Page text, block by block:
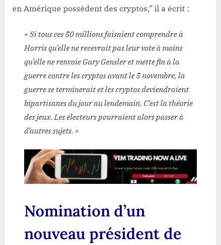
en Amérique possèdent des cryptos,” il a écrit :
« Si tous ces 50 millions faisaient comprendre à
Harris qu’elle ne recevrait pas leur vote à moins
qu’elle ne renvoie Gary Gensler et mette fin à la
guerre contre les cryptos avant le 5 novembre, la
guerre se terminerait et les cryptos deviendraient
bipartisanes du jour au lendemain. C’est la théorie
des jeux. Les électeurs pourraient alors passer à
d’autres sujets. »
Nomination d’un
nouveau président de